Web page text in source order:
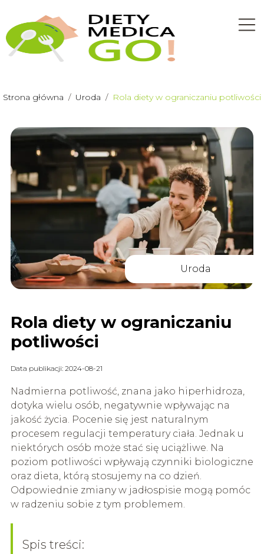
Strona główna / Uroda / Rola diety w ograniczaniu potliwości
Uroda
Rola diety w ograniczaniu
potliwości
Data publikacji: 2024-08-21
Nadmierna potliwość, znana jako hiperhidroza,
dotyka wielu osób, negatywnie wpływając na
jakość życia. Pocenie się jest naturalnym
procesem regulacji temperatury ciała. Jednak u
niektórych osób może stać się uciążliwe. Na
poziom potliwości wpływają czynniki biologiczne
oraz dieta, którą stosujemy na co dzień.
Odpowiednie zmiany w jadłospisie mogą pomóc
w radzeniu sobie z tym problemem.
Spis treści: